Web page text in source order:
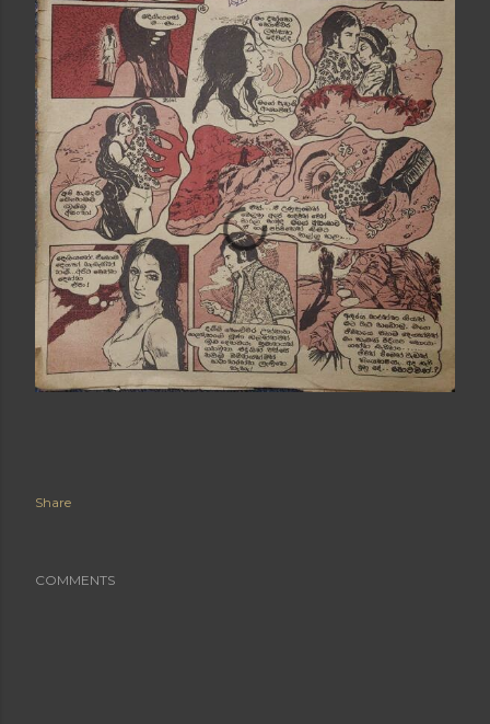
Share
COMMENTS